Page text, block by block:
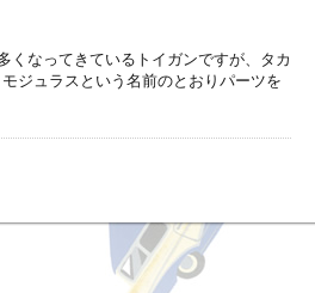
くなってきているトイガンですが、タカ
ジュラスという名前のとおりパーツを